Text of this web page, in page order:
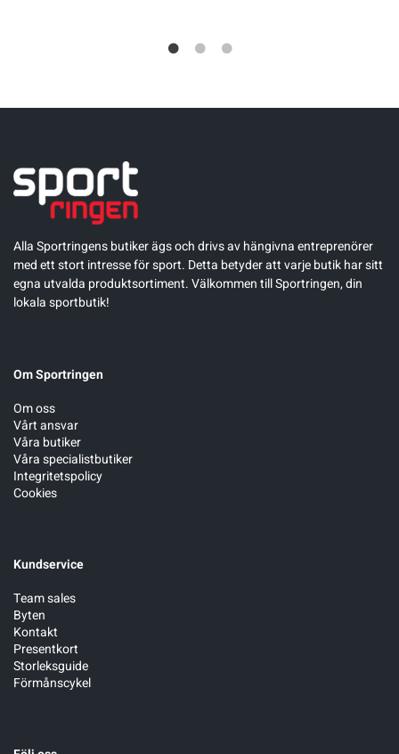
Alla Sportringens butiker ägs och drivs av hängivna entreprenörer
med ett stort intresse för sport. Detta betyder att varje butik har sitt
egna utvalda produktsortiment. Välkommen till Sportringen, din
lokala sportbutik!
Om Sportringen
Om oss
Vårt ansvar
Våra butiker
Våra specialistbutiker
Integritetspolicy
Cookies
Kundservice
Team sales
Byten
Kontakt
Presentkort
Storleksguide
Förmånscykel